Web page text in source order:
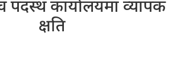
पदस्थ कार्यालयमा व्यापक
क्षति